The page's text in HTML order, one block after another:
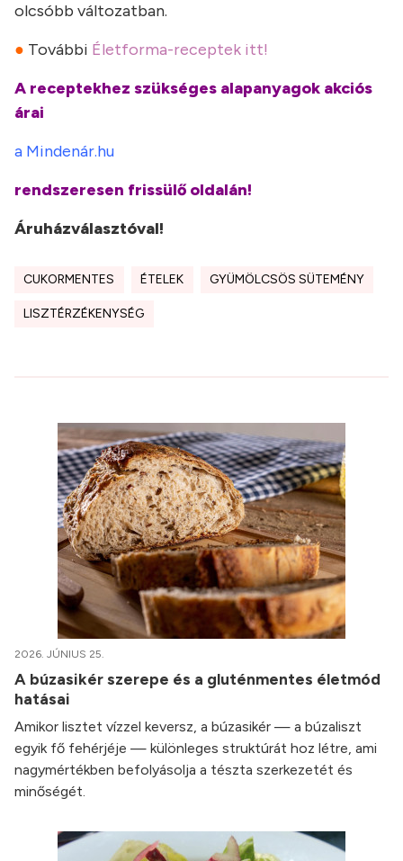
olcsóbb változatban.
● További Életforma-receptek itt!
A receptekhez szükséges alapanyagok akciós
árai
a Mindenár.hu
rendszeresen frissülő oldalán!
Áruházválasztóval!
CUKORMENTES ÉTELEK GYÜMÖLCSÖS SÜTEMÉNY
LISZTÉRZÉKENYSÉG
2026. JÚNIUS 25.
A búzasikér szerepe és a gluténmentes életmód
hatásai
Amikor lisztet vízzel keversz, a búzasikér — a búzaliszt
egyik fő fehérjéje — különleges struktúrát hoz létre, ami
nagymértékben befolyásolja a tészta szerkezetét és
minőségét.